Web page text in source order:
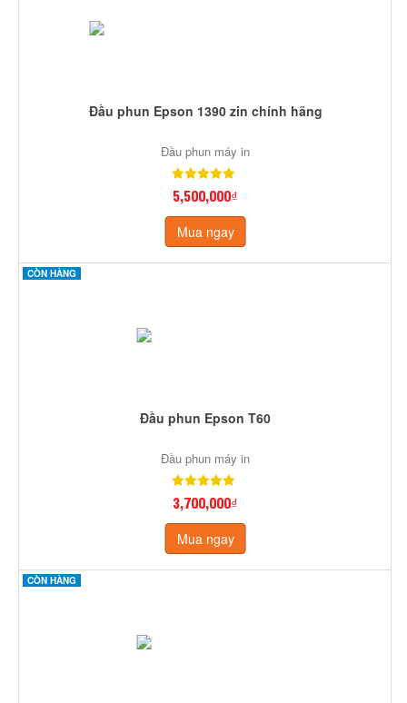
Đầu phun Epson 1390 zin chính hãng
Đầu phun máy in
5,500,000₫
Mua ngay
CÒN HÀNG
Đầu phun Epson T60
Đầu phun máy in
3,700,000₫
Mua ngay
CÒN HÀNG